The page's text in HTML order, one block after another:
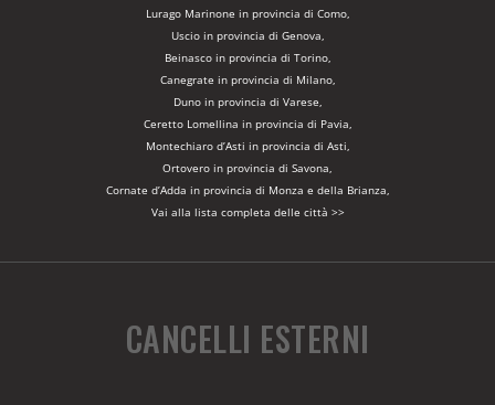
Lurago Marinone in provincia di Como,
Uscio in provincia di Genova,
Beinasco in provincia di Torino,
Canegrate in provincia di Milano,
Duno in provincia di Varese,
Ceretto Lomellina in provincia di Pavia,
Montechiaro d’Asti in provincia di Asti,
Ortovero in provincia di Savona,
Cornate d’Adda in provincia di Monza e della Brianza,
Vai alla lista completa delle città >>
CANCELLI ESTERNI